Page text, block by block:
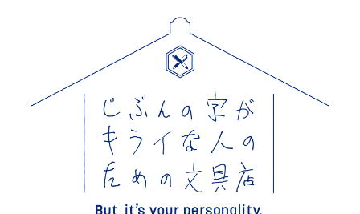
プレスリリース・新製品情報
パイロットのパーパス
ピックアップ
採用情報